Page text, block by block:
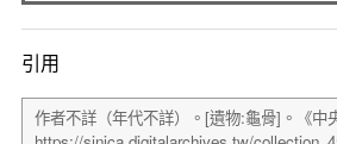
引用